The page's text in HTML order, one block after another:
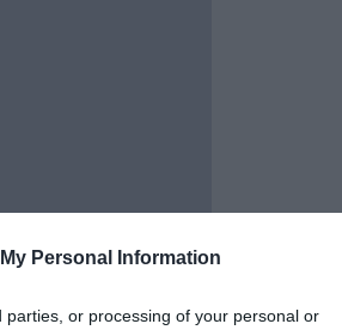
Personal Information
or processing of your personal or